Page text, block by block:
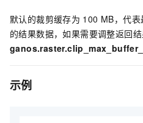
默认的裁剪缓存为 100 MB，代表
的结果数据，如果需要调整返回
示例